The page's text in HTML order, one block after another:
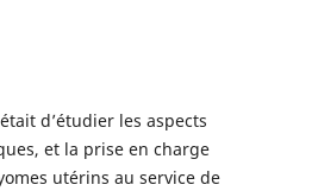
d’étudier les aspects
et la prise en charge
utérins au service de